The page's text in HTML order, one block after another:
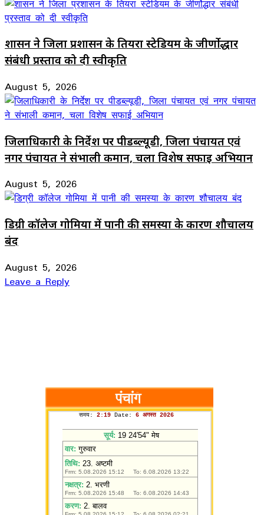
शासन ने जिला प्रशासन के तियरा स्टेडियम के जीर्णोद्धार
संबंधी प्रस्ताव को दी स्वीकृति
August 5, 2026
जिलाधिकारी के निर्देश पर पीडब्ल्यूडी, जिला पंचायत एवं
नगर पंचायत ने संभाली कमान, चला विशेष सफाई अभियान
August 5, 2026
डिग्री कॉलेज गोमिया में पानी की समस्या के कारण शौचालय
बंद
August 5, 2026
Leave a Reply